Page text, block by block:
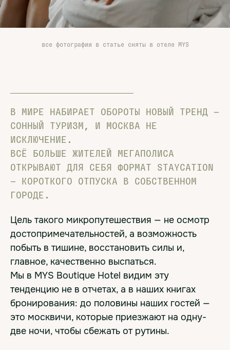
все фотографии в статье сняты в отеле MYS
В МИРЕ НАБИРАЕТ ОБОРОТЫ НОВЫЙ ТРЕНД —
СОННЫЙ ТУРИЗМ, И МОСКВА НЕ
ИСКЛЮЧЕНИЕ.
ВСЁ БОЛЬШЕ ЖИТЕЛЕЙ МЕГАПОЛИСА
ОТКРЫВАЮТ ДЛЯ СЕБЯ ФОРМАТ STAYCATION
— КОРОТКОГО ОТПУСКА В СОБСТВЕННОМ
ГОРОДЕ.
Цель такого микропутешествия — не осмотр
достопримечательностей, а возможность
побыть в тишине, восстановить силы и,
главное, качественно выспаться.
Мы в MYS Boutique Hotel видим эту
тенденцию не в отчетах, а в наших книгах
бронирования: до половины наших гостей —
это москвичи, которые приезжают на одну-
две ночи, чтобы сбежать от рутины.